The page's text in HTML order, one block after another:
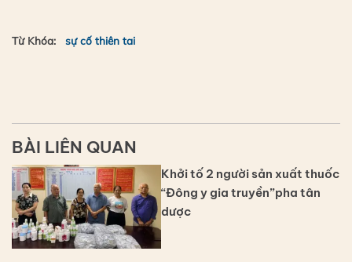
Từ Khóa: sự cố thiên tai
BÀI LIÊN QUAN
Khởi tố 2 người sản xuất thuốc
“Đông y gia truyền”pha tân
dược